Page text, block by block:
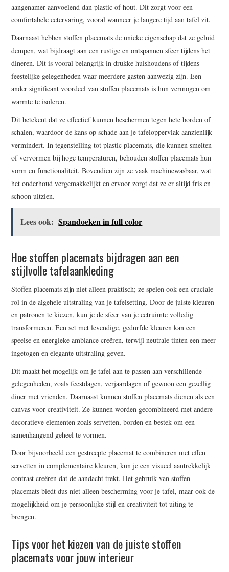
aangenamer aanvoelend dan plastic of hout. Dit zorgt voor een
comfortabele eetervaring, vooral wanneer je langere tijd aan tafel zit.
Daarnaast hebben stoffen placemats de unieke eigenschap dat ze geluid
dempen, wat bijdraagt aan een rustige en ontspannen sfeer tijdens het
dineren. Dit is vooral belangrijk in drukke huishoudens of tijdens
feestelijke gelegenheden waar meerdere gasten aanwezig zijn. Een
ander significant voordeel van stoffen placemats is hun vermogen om
warmte te isoleren.
Dit betekent dat ze effectief kunnen beschermen tegen hete borden of
schalen, waardoor de kans op schade aan je tafeloppervlak aanzienlijk
vermindert. In tegenstelling tot plastic placemats, die kunnen smelten
of vervormen bij hoge temperaturen, behouden stoffen placemats hun
vorm en functionaliteit. Bovendien zijn ze vaak machinewasbaar, wat
het onderhoud vergemakkelijkt en ervoor zorgt dat ze er altijd fris en
schoon uitzien.
Lees ook: Spandoeken in full color
Hoe stoffen placemats bijdragen aan een
stijlvolle tafelaankleding
Stoffen placemats zijn niet alleen praktisch; ze spelen ook een cruciale
rol in de algehele uitstraling van je tafelsetting. Door de juiste kleuren
en patronen te kiezen, kun je de sfeer van je eetruimte volledig
transformeren. Een set met levendige, gedurfde kleuren kan een
speelse en energieke ambiance creëren, terwijl neutrale tinten een meer
ingetogen en elegante uitstraling geven.
Dit maakt het mogelijk om je tafel aan te passen aan verschillende
gelegenheden, zoals feestdagen, verjaardagen of gewoon een gezellig
diner met vrienden. Daarnaast kunnen stoffen placemats dienen als een
canvas voor creativiteit. Ze kunnen worden gecombineerd met andere
decoratieve elementen zoals servetten, borden en bestek om een
samenhangend geheel te vormen.
Door bijvoorbeeld een gestreepte placemat te combineren met effen
servetten in complementaire kleuren, kun je een visueel aantrekkelijk
contrast creëren dat de aandacht trekt. Het gebruik van stoffen
placemats biedt dus niet alleen bescherming voor je tafel, maar ook de
mogelijkheid om je persoonlijke stijl en creativiteit tot uiting te
brengen.
Tips voor het kiezen van de juiste stoffen
placemats voor jouw interieur